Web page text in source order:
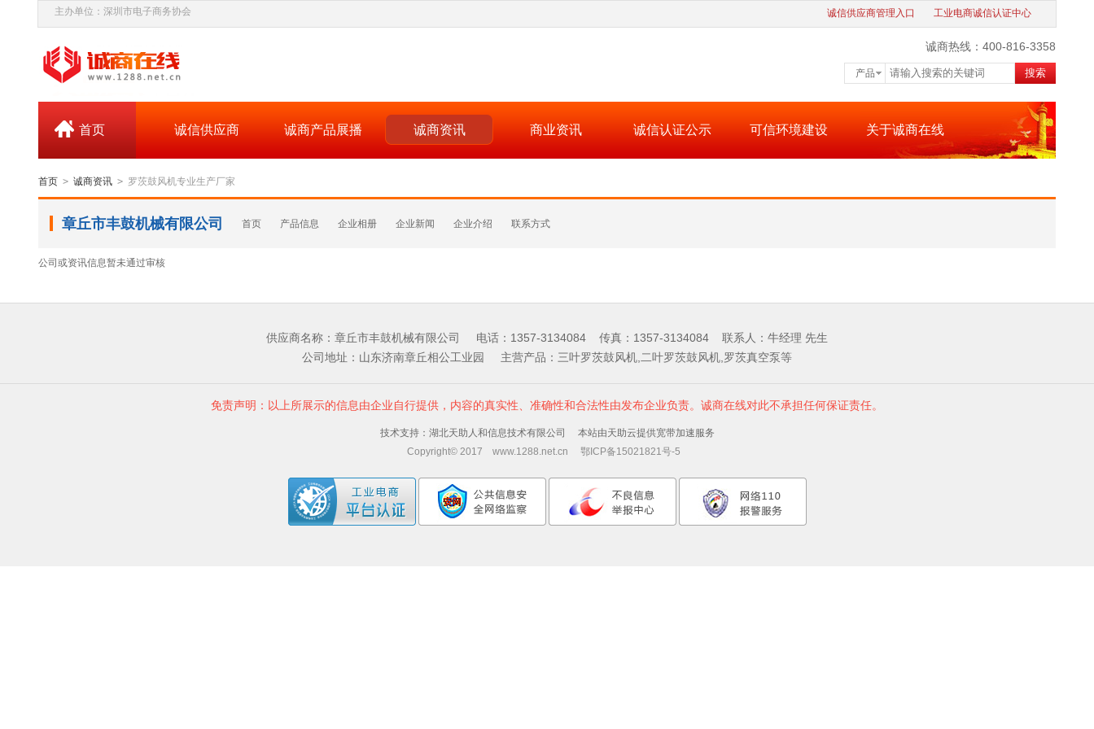
主办单位：深圳市电子商务协会 诚信供应商管理入口 工业电商诚信认证中心
诚商热线：400-816-3358
产品 搜索
首页 诚信供应商 诚商产品展播 诚商资讯 商业资讯 诚信认证公示 可信环境建设 关于诚商在线
首页 > 诚商资讯 > 罗茨鼓风机专业生产厂家
章丘市丰鼓机械有限公司 首页 产品信息 企业相册 企业新闻 企业介绍 联系方式
公司或资讯信息暂未通过审核
供应商名称：章丘市丰鼓机械有限公司 电话：1357-3134084 传真：1357-3134084 联系人：牛经理 先生
公司地址：山东济南章丘相公工业园 主营产品：三叶罗茨鼓风机,二叶罗茨鼓风机,罗茨真空泵等
免责声明：以上所展示的信息由企业自行提供，内容的真实性、准确性和合法性由发布企业负责。诚商在线对此不承担任何保证责任。
技术支持：湖北天助人和信息技术有限公司 本站由天助云提供宽带加速服务
Copyright© 2017 www.1288.net.cn 鄂ICP备15021821号-5